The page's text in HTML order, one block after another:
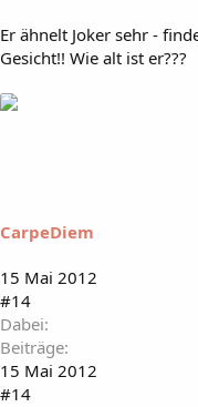
Er ähnelt Joker sehr -
Gesicht!! Wie alt ist er???
CarpeDiem
15 Mai 2012
#14
Dabei
Beiträge
15 Mai 2012
#14